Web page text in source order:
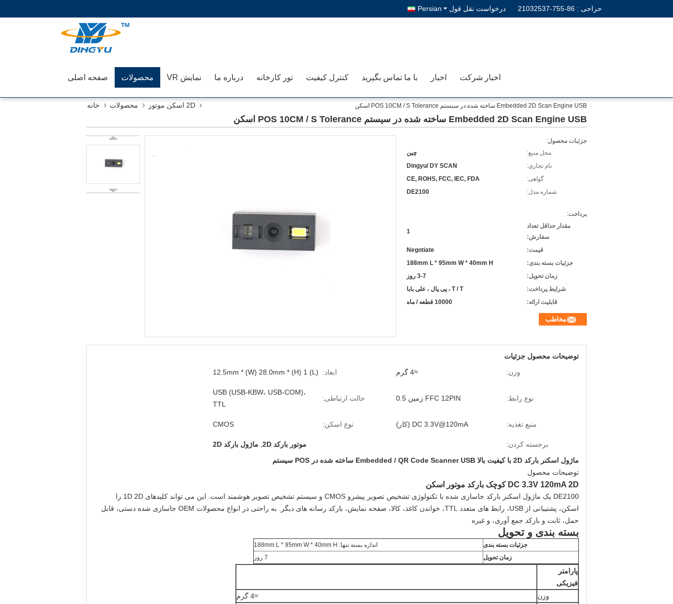
حراجی : 86-755-21032537 درخواست نقل قول Persian
صفحه اصلی محصولات نمایش VR درباره ما تور کارخانه کنترل کیفیت با ما تماس بگیرید اخبار اخبار شرکت
خانه محصولات 2D اسکن موتور Embedded 2D Scan Engine USB ساخته شده در سیستم POS 10CM / S Tolerance اسکن
Embedded 2D Scan Engine USB ساخته شده در سیستم POS 10CM / S Tolerance اسکن
جزئیات محصول:
محل منبع:
چین
نام تجاری:
Dingyu/ DY SCAN
گواهی:
CE, ROHS, FCC, IEC, FDA
شماره مدل:
DE2100
پرداخت:
مقدار حداقل تعداد
سفارش:
1
قیمت:
Negotiate
جزئیات بسته بندی:
188mm L * 95mm W * 40mm H
زمان تحویل:
3-7 روز
شرایط پرداخت:
T / T ، پی پال ، علی بابا
قابلیت ارائه:
10000 قطعه / ماه
مخاطب
توضیحات محصول جزئیات
وزن:
≈4 گرم ابعاد: (L) 12.5mm * (W) 28.0mm * (H) 1
نوع رابط: FFC 12PIN زمین 0.5 حالت ارتباطی:
USB (USB-KBW، USB-COM)،
TTL
منبع تغذیه: DC 3.3V@120mA (کار) نوع اسکن: CMOS
برجسته کردن: موتور بارکد 2D
ماژول بارکد 2D
ماژول اسکنر بارکد 2D با کیفیت بالا Embedded / QR Code Scanner USB ساخته شده در POS سیستم
توضیحات محصول
DC 3.3V 120mA 2D کوچک بارکد موتور اسکن
DE2100 یک ماژول اسکنر بارکد جاسازی شده با تکنولوژی تشخیص تصویر پیشرو CMOS و سیستم تشخیص تصویر هوشمند است. این می تواند کلیدهای 1D 2D را
اسکن، پشتیبانی از USB، رابط های متعدد TTL، خواندن کاغذ، کالا، صفحه نمایش، بارکد رسانه های دیگر. به راحتی در انواع محصولات OEM جاسازی شده دستی، قابل
حمل، ثابت و بارکد جمع آوری، و غیره
بسته بندی و تحویل
جزئیات بسته بندی
اندازه بسته تنها: 188mm L * 95mm W * 40mm H
زمان تحویل
7 روز
پارامتر
فیزیکی
وزن
≈4 گرم